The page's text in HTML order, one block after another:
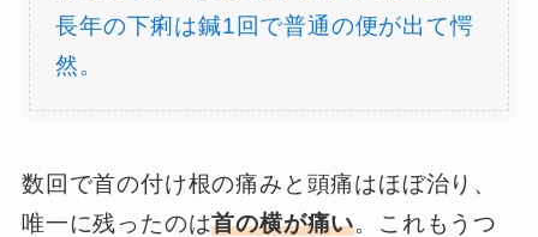
長年の下痢は鍼1回で普通の便が出て愕
然。
数回で首の付け根の痛みと頭痛はほぼ治り、
唯一に残ったのは首の横が痛い。これもうつ